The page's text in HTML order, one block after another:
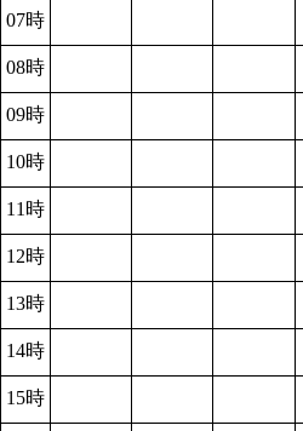
07時
08時
09時
10時
11時
12時
13時
14時
15時